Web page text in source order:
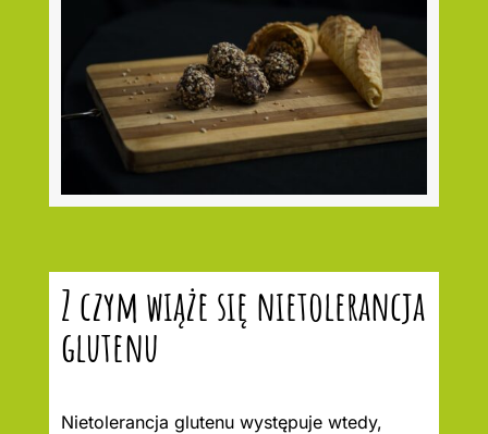
Z czym wiąże się nietolerancja
glutenu
Nietolerancja glutenu występuje wtedy,